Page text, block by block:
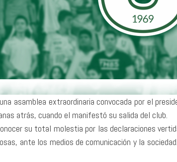
asamblea extraordinaria convocada por el
atrás, cuando el manifestó su salida del club.
su total molestia por las declaraciones
ante los medios de comunicación y la